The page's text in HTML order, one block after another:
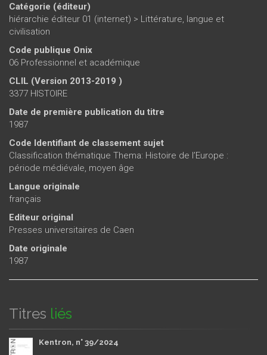
Catégorie (éditeur)
hiérarchie éditeur 01 (internet) > Littérature, langue et
civilisation
Code publique Onix
06 Professionnel et académique
CLIL (Version 2013-2019 )
3377 HISTOIRE
Date de première publication du titre
1987
Code Identifiant de classement sujet
Classification thématique Thema: Histoire de l’Europe :
période médiévale, moyen âge
Langue originale
français
Editeur original
Presses universitaires de Caen
Date originale
1987
Titres liés
Kentron, n° 39/2024